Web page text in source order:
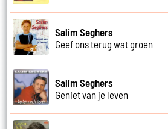
Salim Seghers
Geef ons terug wat groen
Salim Seghers
Geniet van je leven